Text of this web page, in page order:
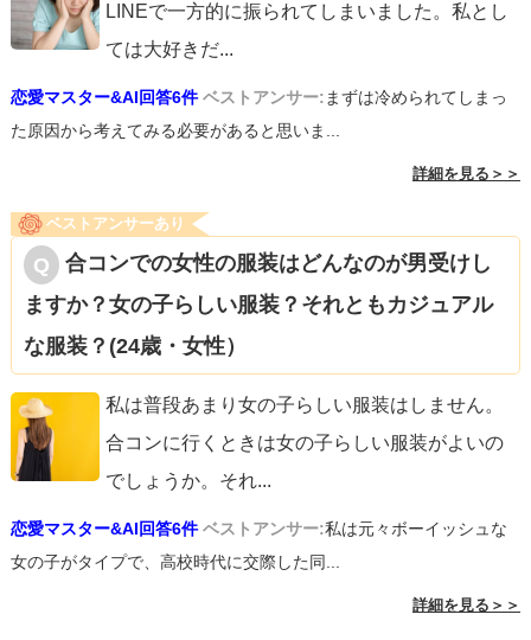
LINEで一方的に振られてしまいました。私とし
ては大好きだ...
恋愛マスター&AI回答6件 ベストアンサー:まずは冷められてしまっ
た原因から考えてみる必要があると思いま...
詳細を見る＞＞
ベストアンサーあり
合コンでの女性の服装はどんなのが男受けし
ますか？女の子らしい服装？それともカジュアル
な服装？(24歳・女性）
私は普段あまり女の子らしい服装はしません。
合コンに行くときは女の子らしい服装がよいの
でしょうか。それ...
恋愛マスター&AI回答6件 ベストアンサー:私は元々ボーイッシュな
女の子がタイプで、高校時代に交際した同...
詳細を見る＞＞